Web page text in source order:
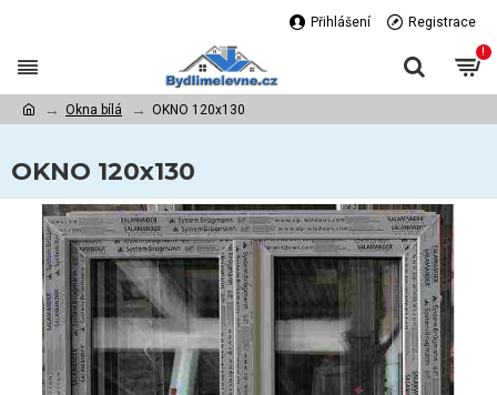
Přihlášení Registrace
!
Okna bílá OKNO 120x130
OKNO 120x130